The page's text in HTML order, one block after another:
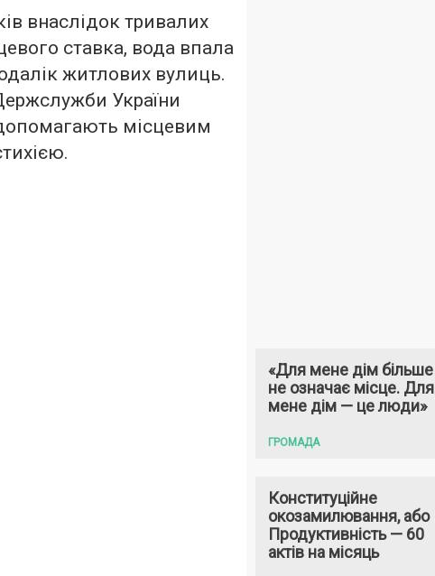
внаслідок тривалих
ставка, вода впала
житлових вулиць.
України
місцевим
«Для мене дім більше
не означає місце. Для
мене дім — це люди»
ГРОМАДА
Конституційне
окозамилювання, або
Продуктивність — 60
актів на місяць